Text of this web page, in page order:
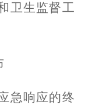
卫生监督工
急响应的终